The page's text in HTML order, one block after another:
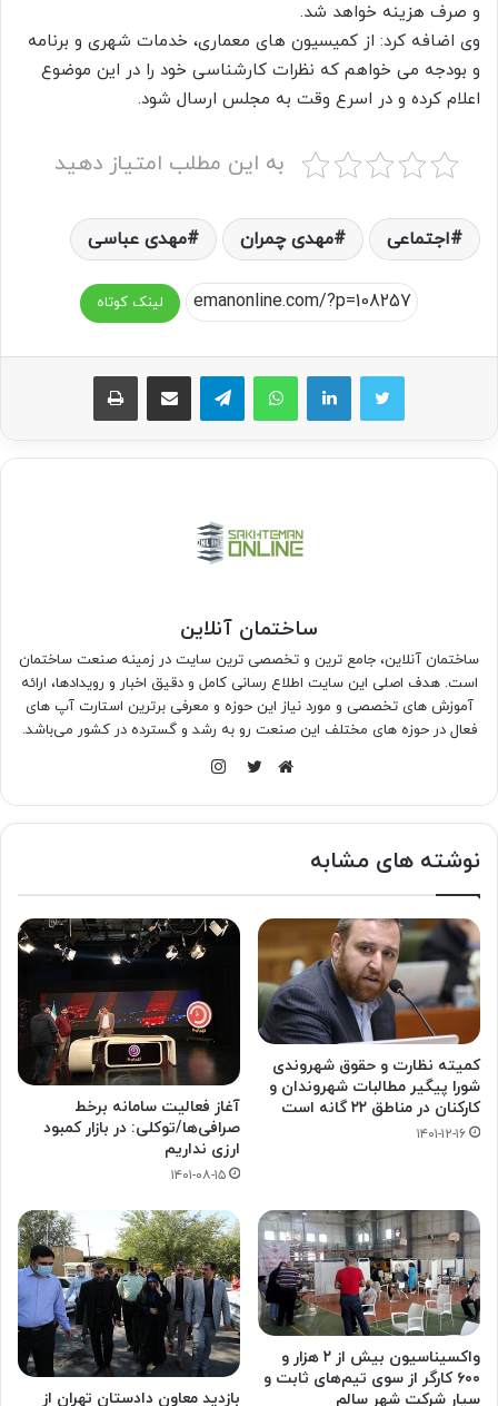
و صرف هزینه خواهد شد.
وی اضافه کرد: از کمیسیون های معماری، خدمات شهری و برنامه
و بودجه می خواهم که نظرات کارشناسی خود را در این موضوع
اعلام کرده و در اسرع وقت به مجلس ارسال شود.
به این مطلب امتیاز دهید
اجتماعی مهدی چمران مهدی عباسی
لینک کوتاه
واتس آپ تلگرام اشتراک گذاری از طریق ایمیل چاپ
ساختمان آنلاین
ساختمان آنلاین، جامع ترین و تخصصی ترین سایت در زمینه صنعت ساختمان
است. هدف اصلی این سایت اطلاع رسانی کامل و دقیق اخبار و رویدادها، ارائه
آموزش های تخصصی و مورد نیاز این حوزه و معرفی برترین استارت آپ های
فعال در حوزه های مختلف این صنعت رو به رشد و گسترده در کشور می‌باشد.
نوشته های مشابه
کمیته نظارت و حقوق شهروندی
شورا پیگیر مطالبات شهروندان و
کارکنان در مناطق ۲۲ گانه است
۱۴۰۱-۱۲-۱۶
آغاز فعالیت‌ سامانه برخط
صرافی‌ها/توکلی: در بازار کمبود
ارزی نداریم
۱۴۰۱-۰۸-۱۵
واکسیناسیون بیش از ۲ هزار و
۶۰۰ کارگر از سوی تیم‌های ثابت و
سیار شرکت شهر سالم
بازدید معاون دادستان تهران از